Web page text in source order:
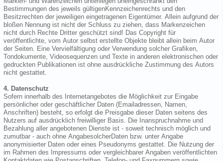
Bestimmungen des jeweils gültigenKennzeichenrechts und den
Besitzrechten der jeweiligen eingetragenen Eigentümer. Allein aufgrund der
bloßen Nennung ist nicht der Schluss zu ziehen, dass Markenzeichen
nicht durch Rechte Dritter geschützt sind! Das Copyright für
veröffentlichte, vom Autor selbst erstellte Objekte bleibt allein beim Autor
der Seiten. Eine Vervielfältigung oder Verwendung solcher Grafiken,
Tondokumente, Videosequenzen und Texte in anderen elektronischen oder
gedruckten Publikationen ist ohne ausdrückliche Zustimmung des Autors
nicht gestattet.
4. Datenschutz
Sofern innerhalb des Internetangebotes die Möglichkeit zur Eingabe
persönlicher oder geschäftlicher Daten (Emailadressen, Namen,
Anschriften) besteht, so erfolgt die Preisgabe dieser Daten seitens des
Nutzers auf ausdrücklich freiwilliger Basis. Die Inanspruchnahme und
Bezahlung aller angebotenen Dienste ist - soweit technisch möglich und
zumutbar - auch ohne AngabesolcherDaten bzw. unter Angabe
anonymisierter Daten oder eines Pseudonyms gestattet. Die Nutzung der
im Rahmen des Impressums oder vergleichbarer Angaben veröffentlichten